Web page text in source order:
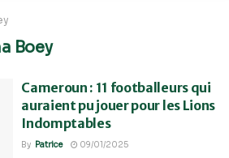
Boey
Cameroun : 11 footballeurs qui
auraient pu jouer pour les Lions
Indomptables
By Patrice 09/01/2025